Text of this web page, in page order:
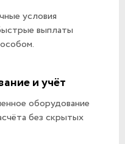
условия
выплаты
и учёт
оборудование
без скрытых